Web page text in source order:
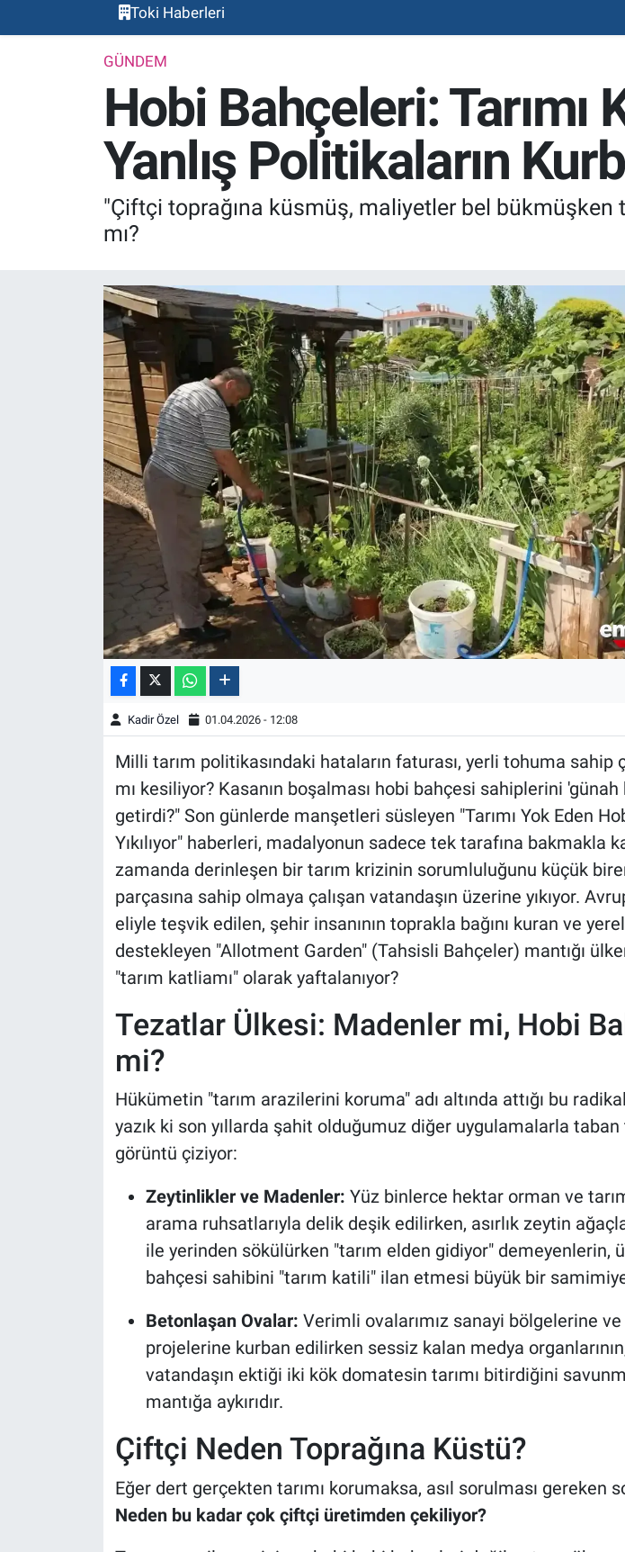
Toki Haberleri
GÜNDEM
Hobi Bahçeleri: Tarımı
Yanlış Politikaların
"Çiftçi toprağına küsmüş, maliyetler bel bükmüşken
mı?
Kadir Özel 01.04.2026 - 12:08
Milli tarım politikasındaki hataların faturası, yerli tohuma sahip
mı kesiliyor? Kasanın boşalması hobi bahçesi sahiplerini
getirdi?" Son günlerde manşetleri süsleyen "Tarımı Yok Eden
Yıkılıyor" haberleri, madalyonun sadece tek tarafına bakmakla
zamanda derinleşen bir tarım krizinin sorumluluğunu küçük
parçasına sahip olmaya çalışan vatandaşın üzerine yıkıyor.
eliyle teşvik edilen, şehir insanının toprakla bağını kuran ve
destekleyen "Allotment Garden" (Tahsisli Bahçeler) mantığı
"tarım katliamı" olarak yaftalanıyor?
Tezatlar Ülkesi: Madenler mi, Hobi
mi?
Hükümetin "tarım arazilerini koruma" adı altında attığı bu
yazık ki son yıllarda şahit olduğumuz diğer uygulamalarla taban
görüntü çiziyor:
Zeytinlikler ve Madenler: Yüz binlerce hektar orman ve
arama ruhsatlarıyla delik deşik edilirken, asırlık zeytin
ile yerinden sökülürken "tarım elden gidiyor" demeyenlerin,
bahçesi sahibini "tarım katili" ilan etmesi büyük bir samimiyet
Betonlaşan Ovalar: Verimli ovalarımız sanayi bölgelerine
projelerine kurban edilirken sessiz kalan medya
vatandaşın ektiği iki kök domatesin tarımı bitirdiğini
mantığa aykırıdır.
Çiftçi Neden Toprağına Küstü?
Eğer dert gerçekten tarımı korumaksa, asıl sorulması gereken
Neden bu kadar çok çiftçi üretimden çekiliyor?